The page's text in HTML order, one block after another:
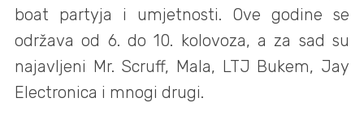
boat partyja i umjetnosti. Ove godine se
održava od 6. do 10. kolovoza, a za sad su
najavljeni Mr. Scruff, Mala, LTJ Bukem, Jay
Electronica i mnogi drugi.